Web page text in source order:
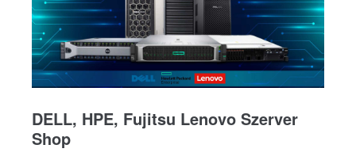
DELL, HPE, Fujitsu Lenovo Szerver
Shop